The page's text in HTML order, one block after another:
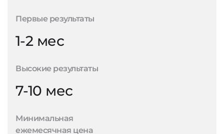
Первые результаты
1-2 мес
Высокие результаты
7-10 мес
Минимальная
ежемесячная цена